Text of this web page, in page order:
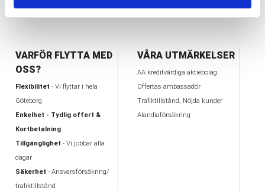
VARFÖR FLYTTA MED
OSS?
Flexibilitet - Vi flyttar i hela
Göteborg
Enkelhet - Tydlig offert &
Kortbetalning
Tillgänglighet - Vi jobbar alla
dagar
Säkerhet - Ansvarsförsäkring/
trafiktillstånd
VÅRA UTMÄRKELSER
AA kreditvärdiga aktiebolag
Offertas ambassadör
Trafiktillstånd, Nöjda kunder
Alandiaförsäkring